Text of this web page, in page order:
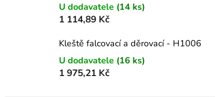
U dodavatele (14 ks)
1 114,89 Kč
Kleště falcovací a děrovací - H1006
U dodavatele (16 ks)
1 975,21 Kč